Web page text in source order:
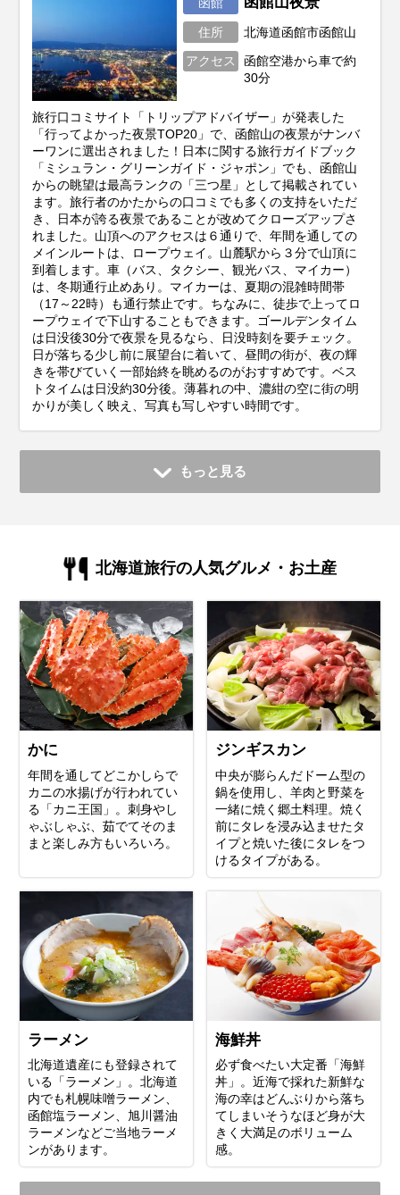
函館
住所 北海道函館市函館山
アクセス
函館空港から車で約
30分
旅行口コミサイト「トリップアドバイザー」が発表した
「行ってよかった夜景TOP20」で、函館山の夜景がナンバ
ーワンに選出されました！日本に関する旅行ガイドブック
「ミシュラン・グリーンガイド・ジャポン」でも、函館山
からの眺望は最高ランクの「三つ星」として掲載されてい
ます。旅行者のかたからの口コミでも多くの支持をいただ
き、日本が誇る夜景であることが改めてクローズアップさ
れました。山頂へのアクセスは６通りで、年間を通しての
メインルートは、ロープウェイ。山麓駅から３分で山頂に
到着します。車（バス、タクシー、観光バス、マイカー）
は、冬期通行止めあり。マイカーは、夏期の混雑時間帯
（17～22時）も通行禁止です。ちなみに、徒歩で上ってロ
ープウェイで下山することもできます。ゴールデンタイム
は日没後30分で夜景を見るなら、日没時刻を要チェック。
日が落ちる少し前に展望台に着いて、昼間の街が、夜の輝
きを帯びていく一部始終を眺めるのがおすすめです。ベス
トタイムは日没約30分後。薄暮れの中、濃紺の空に街の明
かりが美しく映え、写真も写しやすい時間です。
もっと見る
北海道旅行の人気グルメ・お土産
かに
年間を通してどこかしらで
カニの水揚げが行われてい
る「カニ王国」。刺身やし
ゃぶしゃぶ、茹でてそのま
まと楽しみ方もいろいろ。
ジンギスカン
中央が膨らんだドーム型の
鍋を使用し、羊肉と野菜を
一緒に焼く郷土料理。焼く
前にタレを浸み込ませたタ
イプと焼いた後にタレをつ
けるタイプがある。
ラーメン
北海道遺産にも登録されて
いる「ラーメン」。北海道
内でも札幌味噌ラーメン、
函館塩ラーメン、旭川醤油
ラーメンなどご当地ラーメ
ンがあります。
海鮮丼
必ず食べたい大定番「海鮮
丼」。近海で採れた新鮮な
海の幸はどんぶりから落ち
てしまいそうなほど身が大
きく大満足のボリューム
感。